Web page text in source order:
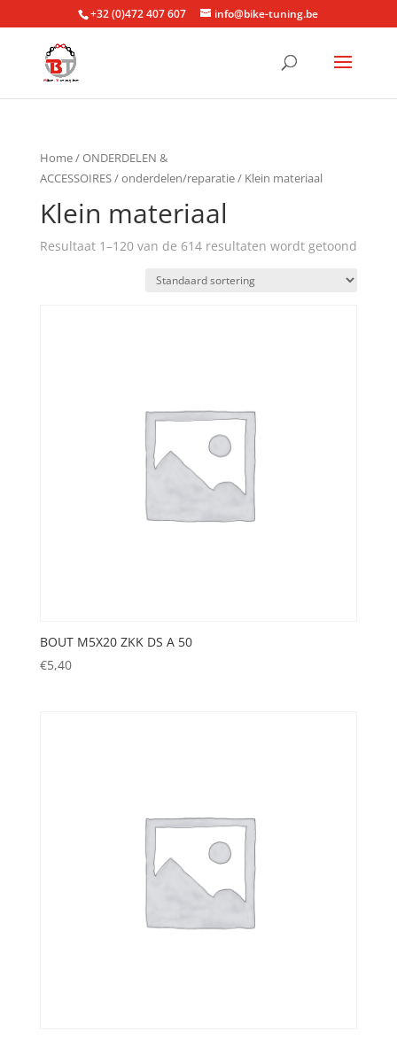
+32 (0)472 407 607 info@bike-tuning.be
Home/ONDERDELEN &
ACCESSOIRES/onderdelen/reparatie/ Klein materiaal
Klein materiaal
Resultaat 1–120 van de 614 resultaten wordt getoond
BOUT M5X20 ZKK DS A 50
€5,40